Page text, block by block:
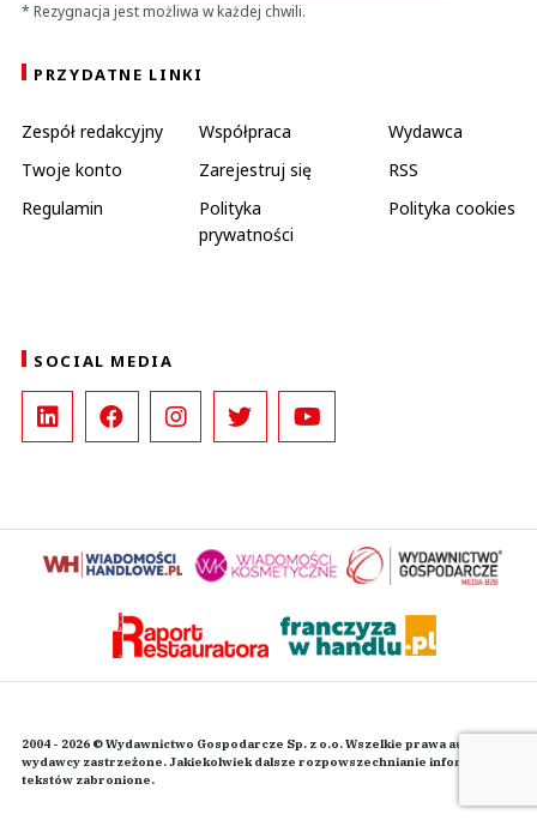
* Rezygnacja jest możliwa w każdej chwili.
PRZYDATNE LINKI
Zespół redakcyjny Współpraca
Wydawca
Twoje konto
Zarejestruj się
RSS
Regulamin
Polityka
prywatności
Polityka cookies
SOCIAL MEDIA
2004 - 2026 © Wydawnictwo Gospodarcze Sp. z o.o. Wszelkie prawa autorskie
wydawcy zastrzeżone. Jakiekolwiek dalsze rozpowszechnianie informacji i
tekstów zabronione.